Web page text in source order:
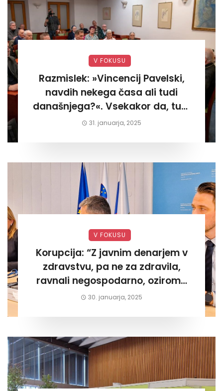
V FOKUSU
Razmislek: »Vincencij Pavelski,
navdih nekega časa ali tudi
današnjega?«. Vsekakor da, tudi
današnjega«
31. januarja, 2025
V FOKUSU
Korupcija: “Z javnim denarjem v
zdravstvu, pa ne za zdravila,
ravnali negospodarno, oziroma
za lastni žep. Tokrat na Žalskem«
30. januarja, 2025